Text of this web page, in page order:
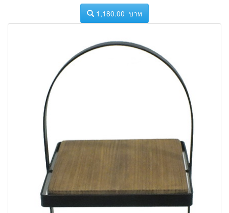
1,180.00 บาท